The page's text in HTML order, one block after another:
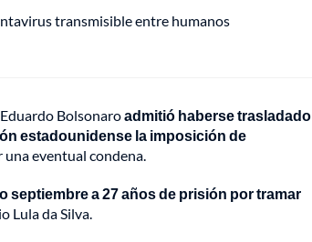
transmisible entre humanos
Bolsonaroadmitió haberse trasladado
estadounidense la imposición de
una eventual condena.
septiembre a 27 años de prisión por tramar
Lula da Silva.